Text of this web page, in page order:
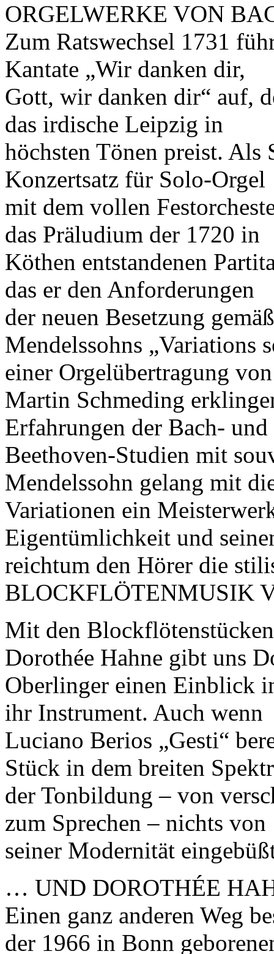
ORGELWERKE VON
Zum Ratswechsel 1731
Kantate „Wir danken dir,
Gott, wir danken dir“ auf,
das irdische Leipzig in
höchsten Tönen preist.
Konzertsatz für Solo-Orgel
mit dem vollen
das Präludium der 1720 in
Köthen entstandenen
das er den Anforderungen
der neuen Besetzung
Mendelssohns „Variations
einer Orgelübertragung von
Martin Schmeding
Erfahrungen der Bach- und
Beethoven-Studien mit
Mendelssohn gelang mit
Variationen ein
Eigentümlichkeit und
reichtum den Hörer die
BLOCKFLÖTENMUSIK
Mit den
Dorothée Hahne gibt uns
Oberlinger einen Einblick
ihr Instrument. Auch wenn
Luciano Berios „Gesti“
Stück in dem breiten
der Tonbildung – von
zum Sprechen – nichts von
seiner Modernität
… UND DOROTHÉE
Einen ganz anderen Weg
der 1966 in Bonn